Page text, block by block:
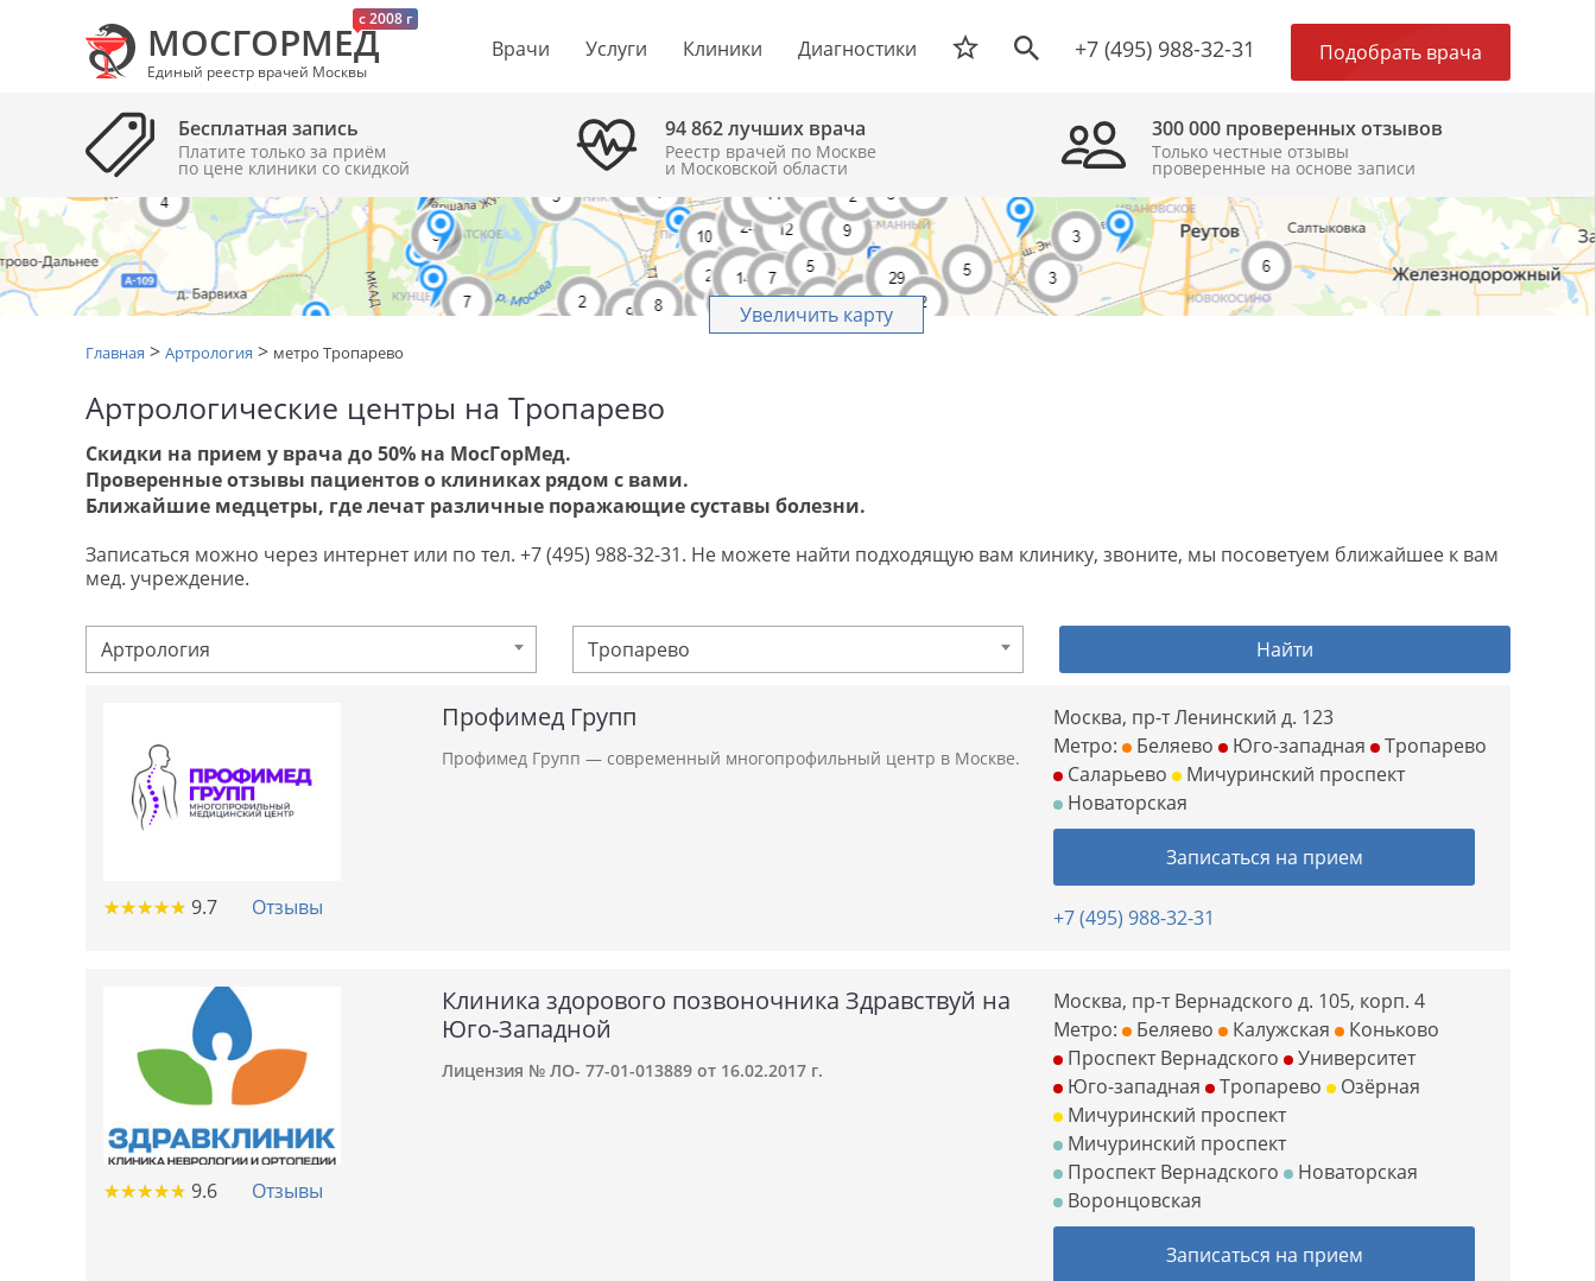
c 2008 г
МОСГОРМЕД
Единый реестр врачей Москвы
Врачи Услуги Клиники Диагностики +7 (495) 988-32-31 Подобрать врача
Бесплатная запись
Платите только за приём
по цене клиники cо скидкой
94 862 лучших врача
Реестр врачей по Москве
и Московской области
300 000 проверенных отзывов
Только честные отзывы
проверенные на основе записи
Увеличить карту
Главная > Артрология > метро Тропарево
Артрологические центры на Тропарево
Скидки на прием у врача до 50% на МосГорМед.
Проверенные отзывы пациентов о клиниках рядом с вами.
Ближайшие медцетры, где лечат различные поражающие суставы болезни.
Записаться можно через интернет или по тел. +7 (495) 988-32-31. Не можете найти подходящую вам клинику, звоните, мы посоветуем ближайшее к вам
мед. учреждение.
Артрология Тропарево Найти
★★★★★
★★★★★ 9.7 Отзывы
Профимед Групп
Профимед Групп — современный многопрофильный центр в Москве.
Москва, пр-т Ленинский д. 123
Метро:
Беляево Юго-западная
Тропарево
Саларьево
Мичуринский проспект
Новаторская
Записаться на прием
+7 (495) 988-32-31
★★★★★
★★★★★ 9.6 Отзывы
Клиника здорового позвоночника Здравствуй на
Юго-Западной
Лицензия № ЛО- 77-01-013889 от 16.02.2017 г.
Москва, пр-т Вернадского д. 105, корп. 4
Метро:
Беляево Калужская
Коньково
Проспект Вернадского
Университет
Юго-западная
Тропарево
Озёрная
Мичуринский проспект
Мичуринский проспект
Проспект Вернадского
Новаторская
Воронцовская
Записаться на прием